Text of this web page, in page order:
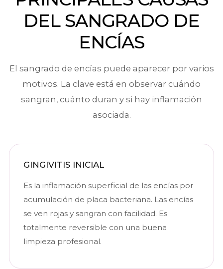
DEL SANGRADO DE
ENCÍAS
El sangrado de encías puede aparecer por varios
motivos. La clave está en observar cuándo
sangran, cuánto duran y si hay inflamación
asociada.
GINGIVITIS INICIAL
Es la inflamación superficial de las encías por
acumulación de placa bacteriana. Las encías
se ven rojas y sangran con facilidad. Es
totalmente reversible con una buena
limpieza profesional.